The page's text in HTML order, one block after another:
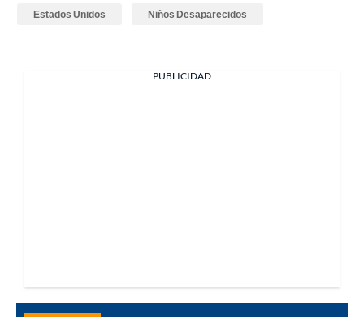
Estados Unidos Niños Desaparecidos
PUBLICIDAD